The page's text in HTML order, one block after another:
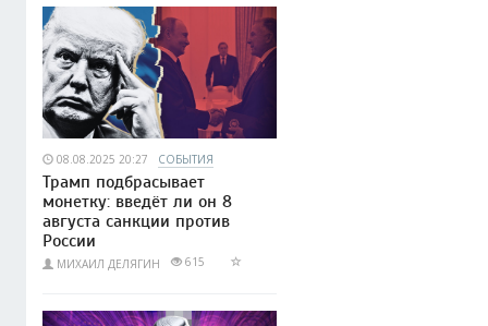
08.08.2025 20:27 СОБЫТИЯ
Трамп подбрасывает
монетку: введёт ли он 8
августа санкции против
России
МИХАИЛ ДЕЛЯГИН 615